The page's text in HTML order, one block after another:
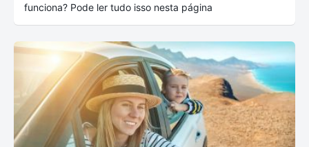
funciona? Pode ler tudo isso nesta página